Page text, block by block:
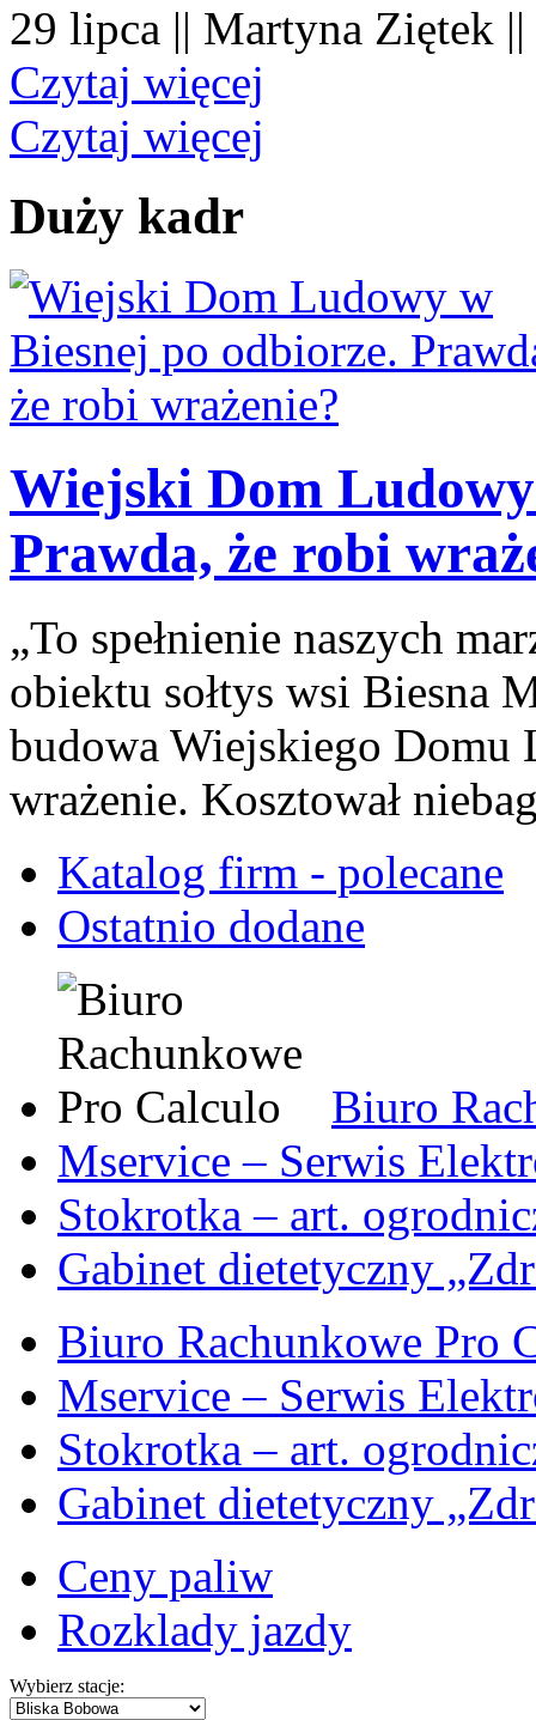
29 lipca || Martyna Ziętek
Czytaj więcej
Czytaj więcej
Duży kadr
Wiejski Dom
Prawda, że robi
„To spełnienie naszych
obiektu sołtys wsi Biesna
budowa Wiejskiego Domu
wrażenie. Kosztował
Katalog firm - polecane
Ostatnio dodane
Biuro
Mservice – Serwis
Stokrotka – art.
Gabinet dietetyczny
Biuro Rachunkowe Pro
Mservice – Serwis
Stokrotka – art.
Gabinet dietetyczny
Ceny paliw
Rozklady jazdy
Wybierz stacje: